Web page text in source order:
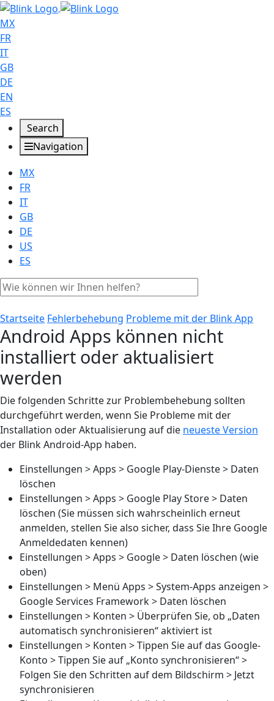
MX
FR
IT
GB
DE
EN
ES
Search
Navigation
MX
FR
IT
GB
DE
US
ES
Startseite Fehlerbehebung Probleme mit der Blink App
Android Apps können nicht
installiert oder aktualisiert
werden
Die folgenden Schritte zur Problembehebung sollten
durchgeführt werden, wenn Sie Probleme mit der
Installation oder Aktualisierung auf die neueste Version
der Blink Android-App haben.
Einstellungen > Apps > Google Play-Dienste > Daten
löschen
Einstellungen > Apps > Google Play Store > Daten
löschen (Sie müssen sich wahrscheinlich erneut
anmelden, stellen Sie also sicher, dass Sie Ihre Google
Anmeldedaten kennen)
Einstellungen > Apps > Google > Daten löschen (wie
oben)
Einstellungen > Menü Apps > System-Apps anzeigen >
Google Services Framework > Daten löschen
Einstellungen > Konten > Überprüfen Sie, ob „Daten
automatisch synchronisieren“ aktiviert ist
Einstellungen > Konten > Tippen Sie auf das Google-
Konto > Tippen Sie auf „Konto synchronisieren“ >
Folgen Sie den Schritten auf dem Bildschirm > Jetzt
synchronisieren